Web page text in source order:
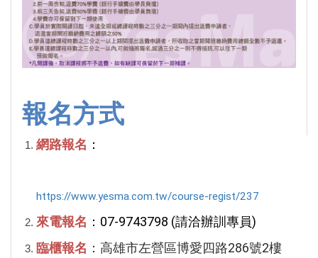
報名方式
網路報名 ：
https://www.yesma.com.tw/course-regist/237
來電報名 ： 07-9743798 (請洽辦訓專員)
臨櫃報名 ： 高雄市左營區博愛四路286號2樓